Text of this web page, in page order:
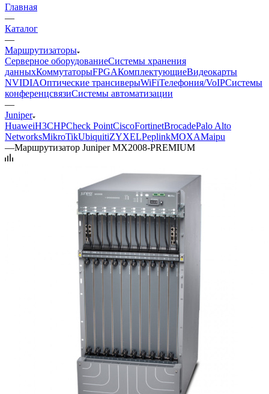
Главная
—
Каталог
—
Маршрутизаторы
Серверное оборудованиеСистемы хранения
данныхКоммутаторыFPGAКомплектующиеВидеокарты
NVIDIAОптические трансиверыWiFiТелефония/VoIPСистемы
конференцсвязиСистемы автоматизации
—
Juniper
HuaweiH3CHPCheck PointCiscoFortinetBrocadePalo Alto
NetworksMikroTikUbiquitiZYXELPeplinkMOXAMaipu
—Маршрутизатор Juniper MX2008-PREMIUM